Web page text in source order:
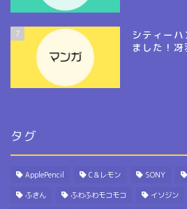
7
シティー
ました！冴
タグ
ApplePencil C＆レモン SONY
ふきん ふわふわモコモコ イソジン